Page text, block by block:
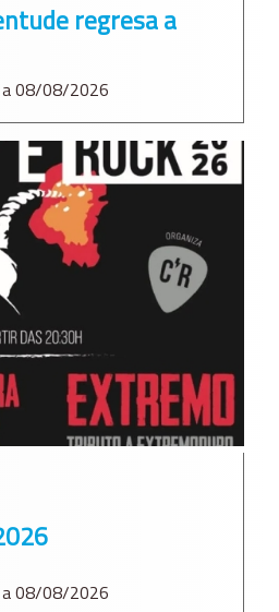
regresa a
08/08/2026
08/08/2026